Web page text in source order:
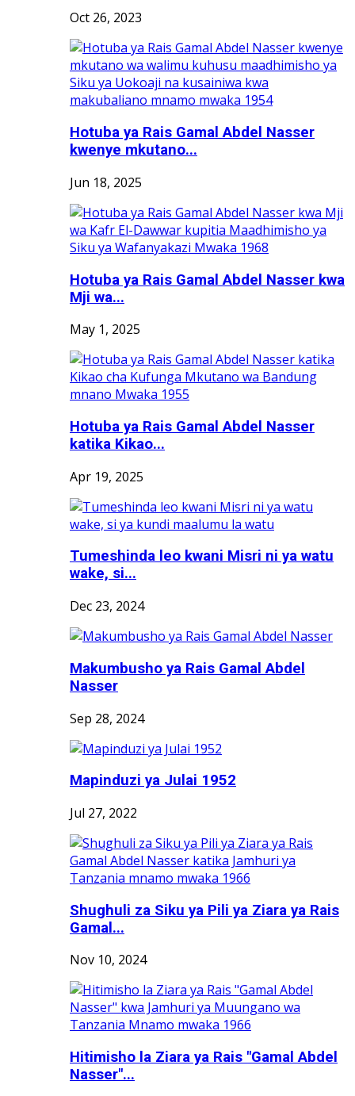
Oct 26, 2023
Hotuba ya Rais Gamal Abdel Nasser
kwenye mkutano...
Jun 18, 2025
Hotuba ya Rais Gamal Abdel Nasser kwa
Mji wa...
May 1, 2025
Hotuba ya Rais Gamal Abdel Nasser
katika Kikao...
Apr 19, 2025
Tumeshinda leo kwani Misri ni ya watu
wake, si...
Dec 23, 2024
Makumbusho ya Rais Gamal Abdel
Nasser
Sep 28, 2024
Mapinduzi ya Julai 1952
Jul 27, 2022
Shughuli za Siku ya Pili ya Ziara ya Rais
Gamal...
Nov 10, 2024
Hitimisho la Ziara ya Rais "Gamal Abdel
Nasser"...